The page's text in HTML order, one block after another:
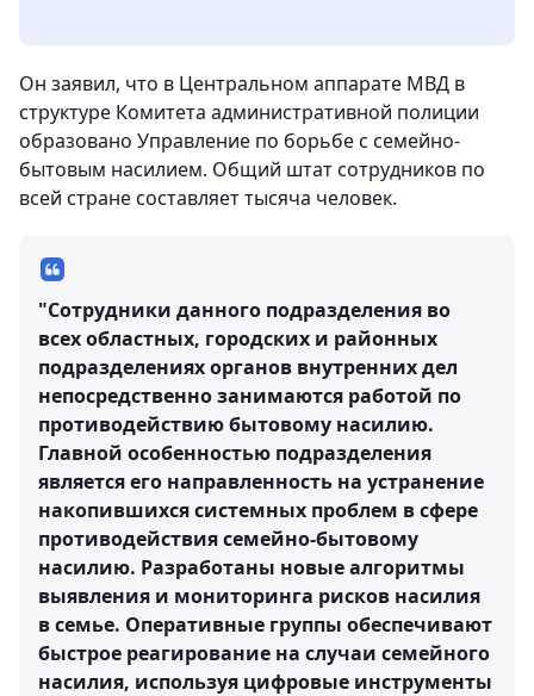
Он заявил, что в Центральном аппарате МВД в
структуре Комитета административной полиции
образовано Управление по борьбе с семейно-
бытовым насилием. Общий штат сотрудников по
всей стране составляет тысяча человек.
"Сотрудники данного подразделения во
всех областных, городских и районных
подразделениях органов внутренних дел
непосредственно занимаются работой по
противодействию бытовому насилию.
Главной особенностью подразделения
является его направленность на устранение
накопившихся системных проблем в сфере
противодействия семейно-бытовому
насилию. Разработаны новые алгоритмы
выявления и мониторинга рисков насилия
в семье. Оперативные группы обеспечивают
быстрое реагирование на случаи семейного
насилия, используя цифровые инструменты